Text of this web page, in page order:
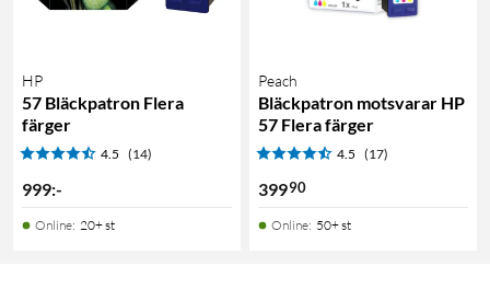
HP
57 Bläckpatron Flera
färger
4.5 (14)
999:-
Online: 20+ st
Peach
Bläckpatron motsvarar HP
57 Flera färger
4.5 (17)
39990
Online: 50+ st